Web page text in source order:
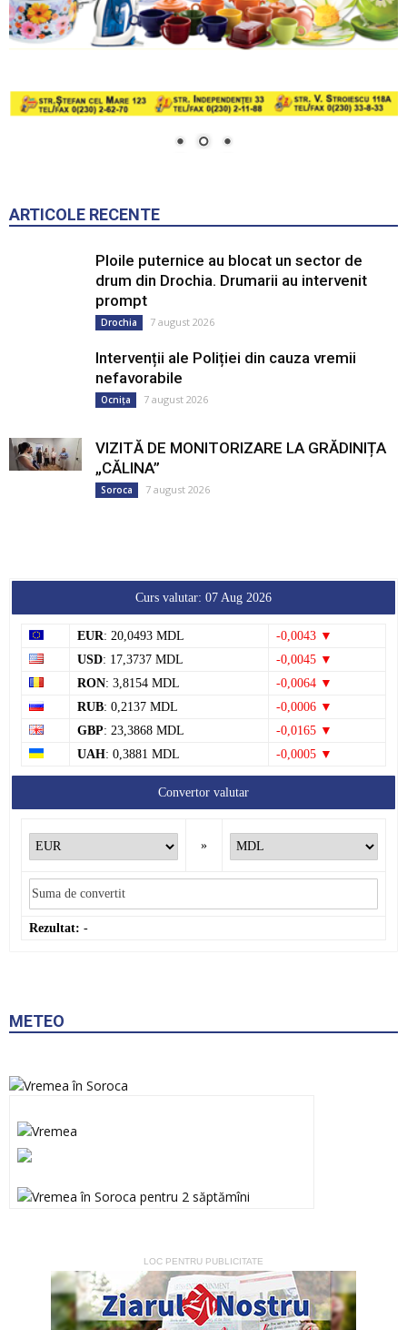
ARTICOLE RECENTE
Ploile puternice au blocat un sector de
drum din Drochia. Drumarii au intervenit
prompt
Drochia 7 august 2026
Intervenții ale Poliției din cauza vremii
nefavorabile
Ocnița 7 august 2026
VIZITĂ DE MONITORIZARE LA GRĂDINIȚA
„CĂLINA”
Soroca 7 august 2026
Curs valutar: 07 Aug 2026
EUR: 20,0493 MDL
-0,0043 ▼
USD: 17,3737 MDL
-0,0045 ▼
RON: 3,8154 MDL
-0,0064 ▼
RUB: 0,2137 MDL
-0,0006 ▼
GBP: 23,3868 MDL
-0,0165 ▼
UAH: 0,3881 MDL -0,0005 ▼
Convertor valutar
»
Rezultat: -
METEO
LOC PENTRU PUBLICITATE